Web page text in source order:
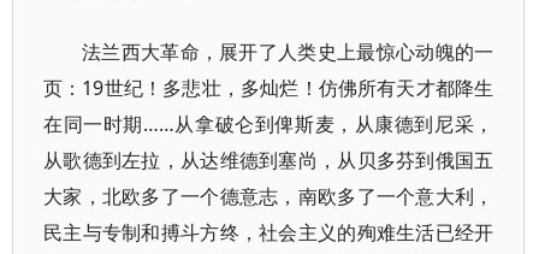
法兰西大革命，展开了人类史上最惊心动魄的一
页：19世纪！多悲壮，多灿烂！仿佛所有天才都降生
在同一时期……从拿破仑到俾斯麦，从康德到尼采，
从歌德到左拉，从达维德到塞尚，从贝多芬到俄国五
大家，北欧多了一个德意志，南欧多了一个意大利，
民主与专制和搏斗方终，社会主义的殉难生活已经开